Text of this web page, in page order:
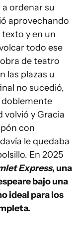
ordenar su
aprovechando
y en un
todo ese
de teatro
las plazas u
no sucedió,
doblemente
volvió y Gracia
con
le quedaba
En 2025
Express, una
bajo una
ideal para los